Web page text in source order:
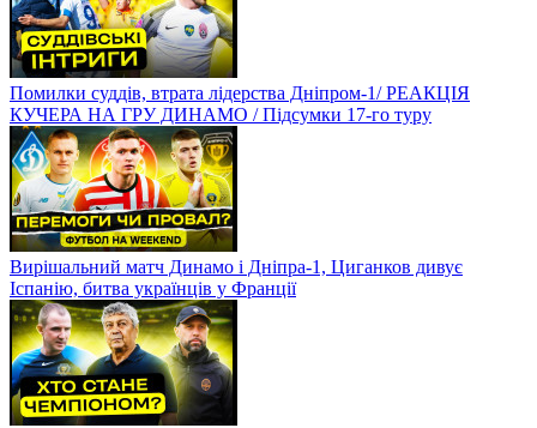
Помилки суддів, втрата лідерства Дніпром-1/ РЕАКЦІЯ
КУЧЕРА НА ГРУ ДИНАМО / Підсумки 17-го туру
Вирішальний матч Динамо і Дніпра-1, Циганков дивує
Іспанію, битва українців у Франції